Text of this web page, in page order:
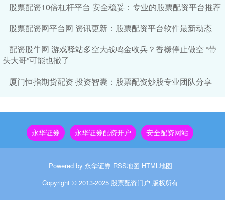
股票配资10倍杠杆平台 安全稳妥：专业的股票配资平台推荐
股票配资网平台网 资讯更新：股票配资平台软件最新动态
配资股牛网 游戏驿站多空大战鸣金收兵？香橼停止做空 “带
头大哥”可能也撤了
厦门恒指期货配资 投资智囊：股票配资炒股专业团队分享
永华证券 永华证券配资开户 安全配资网站
Powered by 永华证券 RSS地图 HTML地图
Copyright © 2013-2025 股票配资门户 版权所有